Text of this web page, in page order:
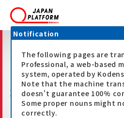
最新情報
Notification
The following pages are
Professional, a web-based
system, operated by
Note that the machine
doesn't guarantee 100%
Some proper nouns might
correctly.